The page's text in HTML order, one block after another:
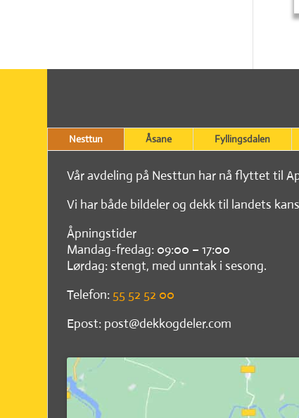
Nesttun Åsane Fyllingsdalen
Vår avdeling på Nesttun har nå flyttet til
Vi har både bildeler og dekk til landets
Åpningstider
Mandag-fredag: 09:00 – 17:00
Lørdag: stengt, med unntak i sesong.
Telefon: 55 52 52 00
Epost: post@dekkogdeler.com